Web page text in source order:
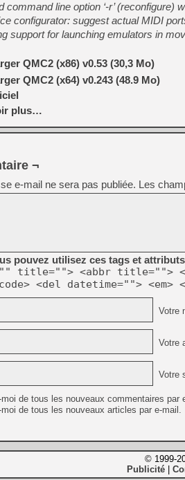
command line option ‘-r’
configurator: suggest actual MIDI
support for launching emulators in
QMC2 (x86) v0.53 (30,3 Mo)
QMC2 (x64) v0.243 (48.9 Mo)
plus…
¬
e-mail ne sera pas publiée. Les
pouvez utilisez ces tags et
title=""> <abbr title="">
<del datetime="">
Votre
Votre
Votre
moi de tous les nouveaux commentaires par
moi de tous les nouveaux articles par e-mail.
© 1999-
Publicité